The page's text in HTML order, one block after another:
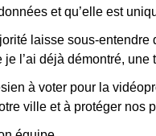
et qu’elle est
laisse sous-
je l’ai déjà démontré,
à voter pour la
ville et à protéger nos